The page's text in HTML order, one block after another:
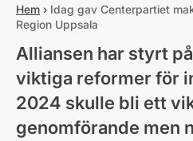
Hem › Idag gav Centerpartiet
Region Uppsala
Alliansen har styrt
viktiga reformer för
2024 skulle bli ett
genomförande men